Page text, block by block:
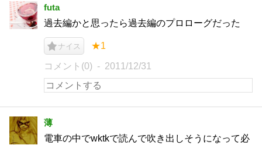
futa
過去編かと思ったら過去編のプロローグだった
ナイス ★1
コメント(0) 2011/12/31
薄
電車の中でwktkで読んで吹き出しそうになって必